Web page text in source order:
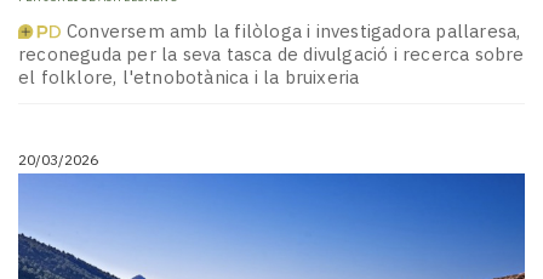
Conversem amb la filòloga i investigadora pallaresa,
reconeguda per la seva tasca de divulgació i recerca sobre
el folklore, l'etnobotànica i la bruixeria
20/03/2026